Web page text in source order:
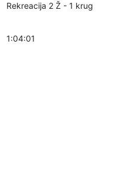
Rekreacija 2 Ž - 1 krug
1:04:01